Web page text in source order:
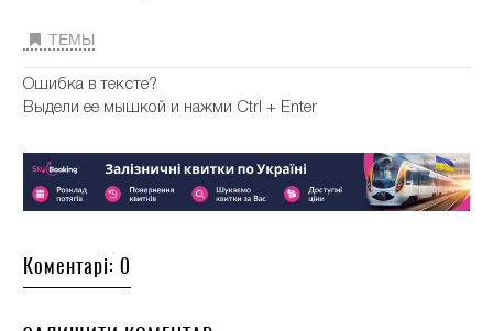
ТЕМЫ
Ошибка в тексте?
Выдели ее мышкой и нажми Ctrl + Enter
Коментарі: 0